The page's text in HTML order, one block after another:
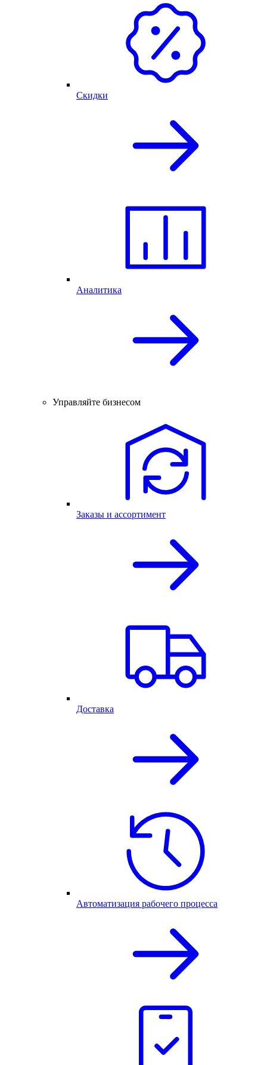
Скидки
Аналитика
Управляйте бизнесом
Заказы и ассортимент
Доставка
Автоматизация рабочего процесса